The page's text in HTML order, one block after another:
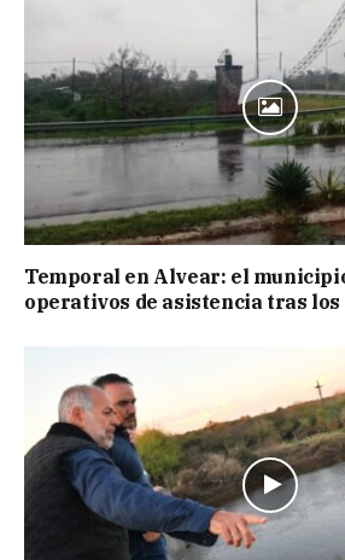
Temporal en Alvear: el
operativos de asistencia tras los